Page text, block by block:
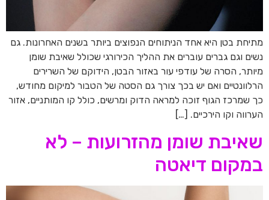
מתיחת בטן היא אחד הניתוחים הנפוצים ביותר בשנים האחרונות. גם
נשים וגם גברים עוברים את ההליך הכירורגי שכולל שאיבת שומן
מיותר, הסרה של עודפי עור באזור הבטן, הידוקם של השרירים
הרלוונטיים ואם יש בכך צורך גם הסטה של הטבור למיקום מחודש,
כך שמרכז הגוף זוכה למראה הדוק ומרשים, כולל קו המותניים, אזור
הערווה וקו הירכיים. […]
שאיבת שומן מהזרועות – לא
במקום דיאטה